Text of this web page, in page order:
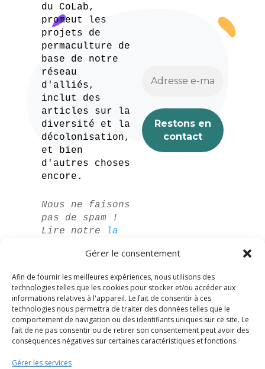
Gérer le consentement
Afin de fournir les meilleures expériences, nous utilisons des
technologies telles que les cookies pour stocker et/ou accéder aux
informations relatives à l'appareil. Le fait de consentir à ces
technologies nous permettra de traiter des données telles que le
comportement de navigation ou des identifiants uniques sur ce site. Le
fait de ne pas consentir ou de retirer son consentement peut avoir des
conséquences négatives sur certaines caractéristiques et fonctions.
Gérer les services
du CoLab,
promeut les
projets de
permaculture de
base de notre
réseau
d'alliés,
inclut des
articles sur la
diversité et la
décolonisation,
et bien
d'autres choses
encore.
Nous ne faisons
pas de spam !
Lire notre
la
confidentialité
d'informations.